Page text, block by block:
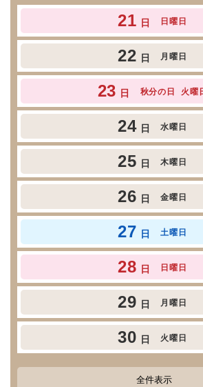
21 日 日曜日
22 日 月曜日
23 日 秋分の日 火曜
24 日 水曜日
25 日 木曜日
26 日 金曜日
27 日 土曜日
28 日 日曜日
29 日 月曜日
30 日 火曜日
全件表示